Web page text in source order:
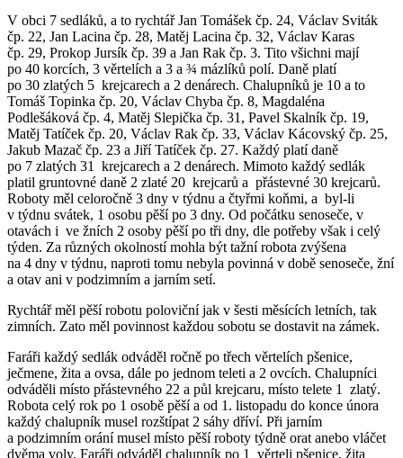
V obci 7 sedláků, a to rychtář Jan Tomášek čp. 24, Václav Sviták
čp. 22, Jan Lacina čp. 28, Matěj Lacina čp. 32, Václav Karas
čp. 29, Prokop Jursík čp. 39 a Jan Rak čp. 3. Tito všichni mají
po 40 korcích, 3 věrtelích a 3 a ¾ mázlíků polí. Daně platí
po 30 zlatých 5 krejcarech a 2 denárech. Chalupníků je 10 a to
Tomáš Topinka čp. 20, Václav Chyba čp. 8, Magdaléna
Podlešáková čp. 4, Matěj Slepička čp. 31, Pavel Skalník čp. 19,
Matěj Tatíček čp. 20, Václav Rak čp. 33, Václav Kácovský čp. 25,
Jakub Mazač čp. 23 a Jiří Tatíček čp. 27. Každý platí daně
po 7 zlatých 31 krejcarech a 2 denárech. Mimoto každý sedlák
platil gruntovné daně 2 zlaté 20 krejcarů a přástevné 30 krejcarů.
Roboty měl celoročně 3 dny v týdnu a čtyřmi koňmi, a byl-li
v týdnu svátek, 1 osobu pěší po 3 dny. Od počátku senoseče, v
otavách i ve žních 2 osoby pěší po tři dny, dle potřeby však i celý
týden. Za různých okolností mohla být tažní robota zvýšena
na 4 dny v týdnu, naproti tomu nebyla povinná v době senoseče, žní
a otav ani v podzimním a jarním setí.
Rychtář měl pěší robotu poloviční jak v šesti měsících letních, tak
zimních. Zato měl povinnost každou sobotu se dostavit na zámek.
Faráři každý sedlák odváděl ročně po třech věrtelích pšenice,
ječmene, žita a ovsa, dále po jednom teleti a 2 ovcích. Chalupníci
odváděli místo přástevného 22 a půl krejcaru, místo telete 1 zlatý.
Robota celý rok po 1 osobě pěší a od 1. listopadu do konce února
každý chalupník musel rozštípat 2 sáhy dříví. Při jarním
a podzimním orání musel místo pěší roboty týdně orat anebo vláčet
dvěma voly. Faráři odváděl chalupník po 1 věrteli pšenice, žita